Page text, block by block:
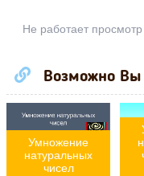
Не работает
Возможно Вы
Умножение
натуральных
чисел